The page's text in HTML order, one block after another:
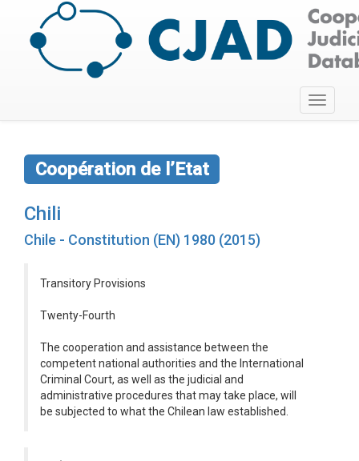
Toggle
Coopération de l’Etat
Chili
Chile - Constitution (EN) 1980 (2015)
Transitory Provisions
Twenty-Fourth
The cooperation and assistance between the
competent national authorities and the International
Criminal Court, as well as the judicial and
administrative procedures that may take place, will
be subjected to what the Chilean law established.